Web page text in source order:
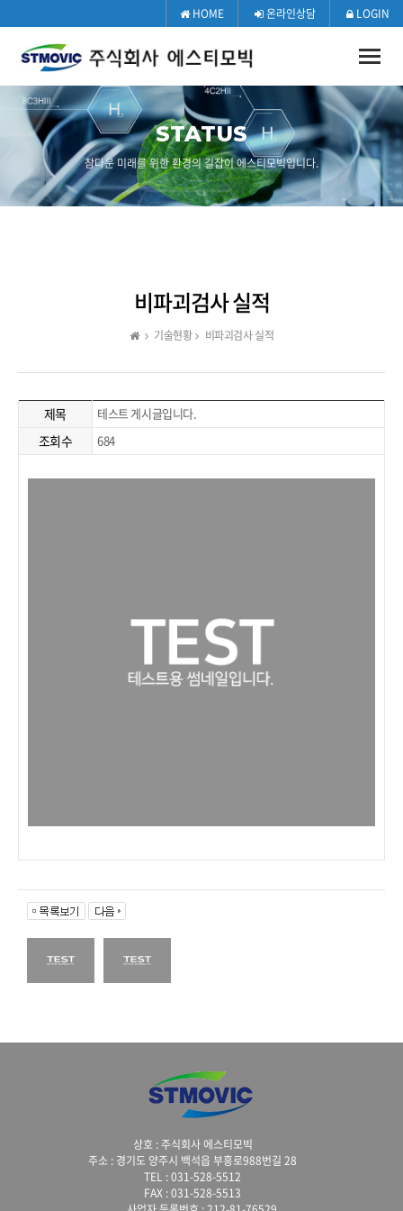
HOME 온라인상담 LOGIN
Toggle
STATUS
참다운 미래를 위한 환경의 길잡이 에스티모빅입니다.
비파괴검사 실적
기술현황 비파괴검사 실적
제목 테스트 게시글입니다.
조회수 684
상호 : 주식회사 에스티모빅
주소 : 경기도 양주시 백석읍 부흥로988번길 28
TEL : 031-528-5512
FAX : 031-528-5513